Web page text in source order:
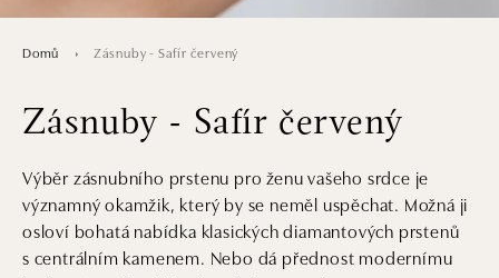
Domů Zásnuby - Safír červený
Zásnuby - Safír červený
Výběr zásnubního prstenu pro ženu vašeho srdce je
významný okamžik, který by se neměl uspěchat. Možná ji
osloví bohatá nabídka klasických diamantových prstenů
s centrálním kamenem. Nebo dá přednost modernímu